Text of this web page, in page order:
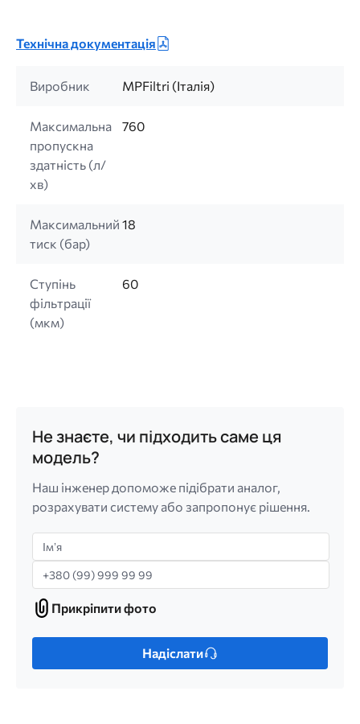
Технічна документація
Виробник MPFiltri (Італія)
Максимальна
пропускна
здатність (л/
хв)
760
Максимальний
тиск (бар)
18
Ступінь
фільтрації
(мкм)
60
Не знаєте, чи підходить саме ця
модель?
Наш інженер допоможе підібрати аналог,
розрахувати систему або запропонує рішення.
Імʼя
Телефон
Прикріпити
фото
Прикріпити фото
Лише
Надіслати